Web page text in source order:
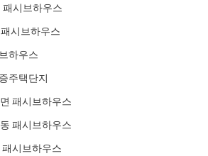
패시브하우스
시브하우스
하우스
주택단지
패시브하우스
패시브하우스
시브하우스